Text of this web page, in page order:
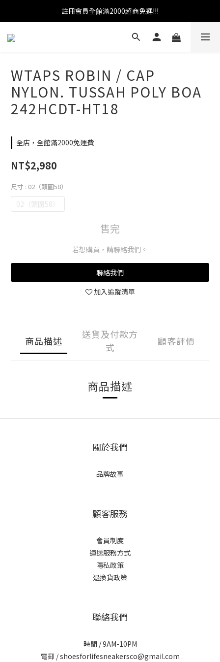
官網加入會員即贈100元購物金
註冊會員全館滿2000超商免運!!!
官網加入會員即贈100元購物金
WTAPS ROBIN / CAP
NYLON. TUSSAH POLY BOA
242HCDT-HT18
全店，全館滿2000免運費
NT$2,980
尺寸 : 02（頭圍58）
02（頭圍58）
售完
若想購買，請聯絡我們。
聯絡我們
加入追蹤清單
商品描述
送貨及付款方
式
顧客評價
商品描述
關於我們
品牌故事
顧客服務
會員制度
運送服務方式
隱私政策
退換貨政策
聯絡我們
時間 / 9AM-10PM
電郵 / shoesforlifesneakersco@gmail.com